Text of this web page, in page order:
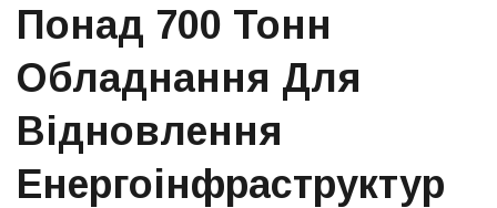
Понад 700 Тонн
Обладнання Для
Відновлення
Енергоінфраструктур